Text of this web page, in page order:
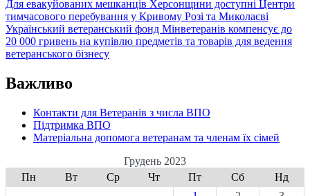
Для евакуйованих мешканців Херсонщини доступні Центри
тимчасового перебування у Кривому Розі та Миколаєві
Український ветеранський фонд Мінветеранів компенсує до
20 000 гривень на купівлю предметів та товарів для ведення
ветеранського бізнесу
Важливо
Контакти для Ветеранів з числа ВПО
Підтримка ВПО
Матеріальна допомога ветеранам та членам їх сімей
Грудень 2023
Пн
Вт Ср Чт Пт Сб
Нд